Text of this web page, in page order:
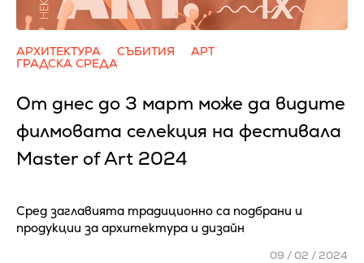
АРХИТЕКТУРА СЪБИТИЯ
АРТ
ГРАДСКА СРЕДА
От днес до 3 март може да видите
филмовата селекция на фестивала
Master of Art 2024
Сред заглавията традиционно са подбрани и
продукции за архитектура и дизайн
09 / 02 / 2024